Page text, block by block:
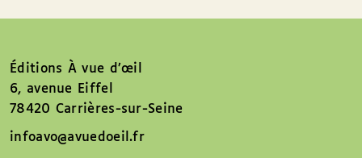
Éditions À vue d’œil
6, avenue Eiffel
78420 Carrières-sur-Seine
infoavo@avuedoeil.fr